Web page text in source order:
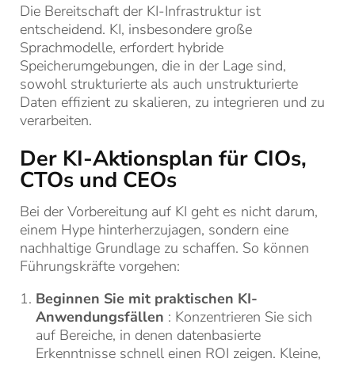
Die Bereitschaft der KI-Infrastruktur ist
entscheidend. KI, insbesondere große
Sprachmodelle, erfordert hybride
Speicherumgebungen, die in der Lage sind,
sowohl strukturierte als auch unstrukturierte
Daten effizient zu skalieren, zu integrieren und zu
verarbeiten.
Der KI-Aktionsplan für CIOs,
CTOs und CEOs
Bei der Vorbereitung auf KI geht es nicht darum,
einem Hype hinterherzujagen, sondern eine
nachhaltige Grundlage zu schaffen. So können
Führungskräfte vorgehen:
Beginnen Sie mit praktischen KI-
Anwendungsfällen : Konzentrieren Sie sich
auf Bereiche, in denen datenbasierte
Erkenntnisse schnell einen ROI zeigen. Kleine,